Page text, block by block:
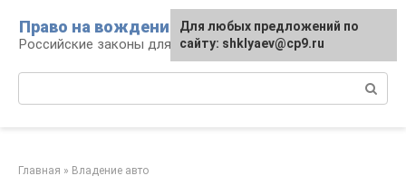
контенту
Право на вождение
Российские законы для автомобилистов
Главная » Владение авто
Для любых предложений по
сайту: shklyaev@cp9.ru